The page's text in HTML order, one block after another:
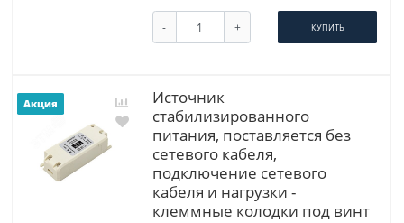
- + КУПИТЬ
Акция
Источник
стабилизированного
питания, поставляется без
сетевого кабеля,
подключение сетевого
кабеля и нагрузки -
клеммные колодки под винт